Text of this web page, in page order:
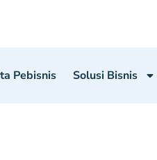
Pebisnis Solusi Bisnis